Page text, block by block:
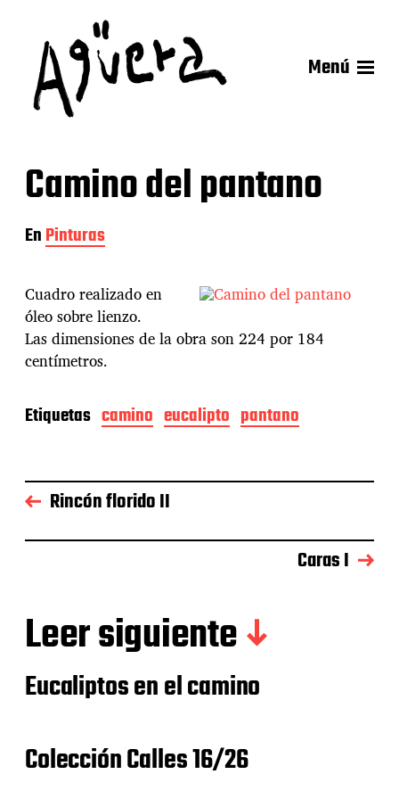
Menú
Camino del pantano
EnPinturas
Cuadro realizado en
óleo sobre lienzo.
Las dimensiones de la obra son 224 por 184
centímetros.
Etiquetas camino eucalipto pantano
Rincón florido II
Caras I
Leer siguiente
Eucaliptos en el camino
Colección Calles 16/26